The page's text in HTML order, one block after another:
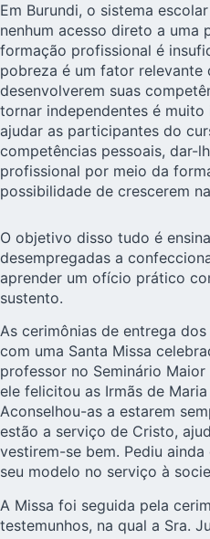
Em Burundi, o sistema
nenhum acesso direto a uma
formação profissional é
pobreza é um fator relevante
desenvolverem suas
tornar independentes é
ajudar as participantes do
competências pessoais, dar-
profissional por meio da
possibilidade de crescerem
O objetivo disso tudo é
desempregadas a
aprender um ofício prático
sustento.
As cerimônias de entrega
com uma Santa Missa
professor no Seminário
ele felicitou as Irmãs de
Aconselhou-as a estarem
estão a serviço de Cristo,
vestirem-se bem. Pediu
seu modelo no serviço à
A Missa foi seguida pela
testemunhos, na qual a Sra.